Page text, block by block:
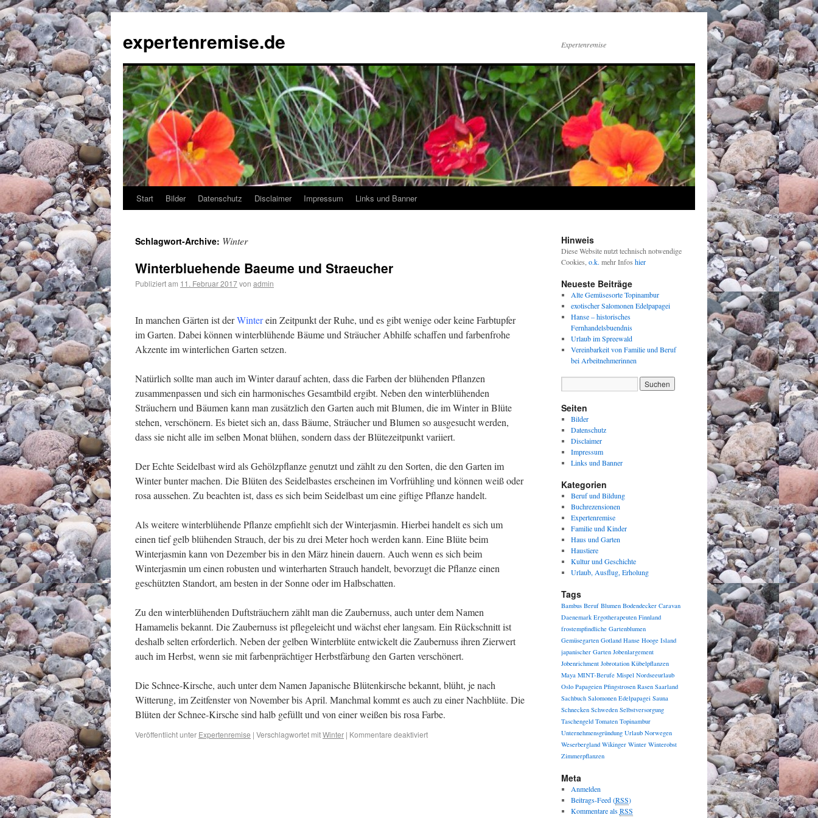
expertenremise.de Expertenremise
Start Bilder Datenschutz Disclaimer Impressum Links und Banner
Schlagwort-Archive: Winter
Winterbluehende Baeume und Straeucher
Publiziert am 11. Februar 2017von admin
In manchen Gärten ist derWinterein Zeitpunkt der Ruhe, und es gibt wenige oder keine Farbtupfer
im Garten. Dabei können winterblühende Bäume und Sträucher Abhilfe schaffen und farbenfrohe
Akzente im winterlichen Garten setzen.
Natürlich sollte man auch im Winter darauf achten, dass die Farben der blühenden Pflanzen
zusammenpassen und sich ein harmonisches Gesamtbild ergibt. Neben den winterblühenden
Sträuchern und Bäumen kann man zusätzlich den Garten auch mit Blumen, die im Winter in Blüte
stehen, verschönern. Es bietet sich an, dass Bäume, Sträucher und Blumen so ausgesucht werden,
dass sie nicht alle im selben Monat blühen, sondern dass der Blütezeitpunkt variiert.
Der Echte Seidelbast wird als Gehölzpflanze genutzt und zählt zu den Sorten, die den Garten im
Winter bunter machen. Die Blüten des Seidelbastes erscheinen im Vorfrühling und können weiß oder
rosa aussehen. Zu beachten ist, dass es sich beim Seidelbast um eine giftige Pflanze handelt.
Als weitere winterblühende Pflanze empfiehlt sich der Winterjasmin. Hierbei handelt es sich um
einen tief gelb blühenden Strauch, der bis zu drei Meter hoch werden kann. Eine Blüte beim
Winterjasmin kann von Dezember bis in den März hinein dauern. Auch wenn es sich beim
Winterjasmin um einen robusten und winterharten Strauch handelt, bevorzugt die Pflanze einen
geschützten Standort, am besten in der Sonne oder im Halbschatten.
Zu den winterblühenden Duftsträuchern zählt man die Zaubernuss, auch unter dem Namen
Hamamelis bekannt. Die Zaubernuss ist pflegeleicht und wächst eher langsam. Ein Rückschnitt ist
deshalb selten erforderlich. Neben der gelben Winterblüte entwickelt die Zaubernuss ihren Zierwert
auch im Herbst, wenn sie mit farbenprächtiger Herbstfärbung den Garten verschönert.
Die Schnee-Kirsche, auch unter dem Namen Japanische Blütenkirsche bekannt, blüht, je nach
Witterung, im Zeitfenster von November bis April. Manchmal kommt es auch zu einer Nachblüte. Die
Blüten der Schnee-Kirsche sind halb gefüllt und von einer weißen bis rosa Farbe.
Veröffentlicht unter Expertenremise | Verschlagwortet mitWinter | Kommentare deaktiviert
Hinweis
Diese Website nutzt technisch notwendige
Cookies, o.k. mehr Infos hier
Neueste Beiträge
Alte Gemüsesorte Topinambur
exotischer Salomonen Edelpapagei
Hanse – historisches
Fernhandelsbuendnis
Urlaub im Spreewald
Vereinbarkeit von Familie und Beruf
bei Arbeitnehmerinnen
Seiten
Bilder
Datenschutz
Disclaimer
Impressum
Links und Banner
Kategorien
Beruf und Bildung
Buchrezensionen
Expertenremise
Familie und Kinder
Haus und Garten
Haustiere
Kultur und Geschichte
Urlaub, Ausflug, Erholung
Tags
Bambus Beruf Blumen Bodendecker Caravan
Daenemark Ergotherapeuten Finnland
frostempfindliche Gartenblumen
Gemüsegarten Gotland Hanse Hooge Island
japanischer Garten Jobenlargement
Jobenrichment Jobrotation Kübelpflanzen
Maya MINT-Berufe Mispel Nordseeurlaub
Oslo Papageien Pfingstrosen Rasen Saarland
Sachbuch Salomonen Edelpapagei Sauna
Schnecken Schweden Selbstversorgung
Taschengeld Tomaten Topinambur
Unternehmensgründung Urlaub Norwegen
Weserbergland Wikinger Winter Winterobst
Zimmerpflanzen
Meta
Anmelden
Beitrags-Feed (RSS)
Kommentare alsRSS